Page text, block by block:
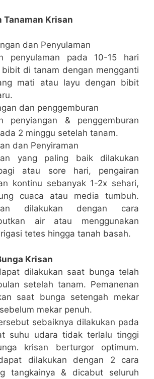
Tanaman Krisan
dan Penyulaman
penyulaman pada 10-15 hari
bibit di tanam dengan mengganti
mati atau layu dengan bibit
dan penggemburan
penyiangan & penggemburan
2 minggu setelah tanam.
dan Penyiraman
yang paling baik dilakukan
atau sore hari, pengairan
kontinu sebanyak 1-2x sehari,
cuaca atau media tumbuh.
dilakukan dengan cara
air atau menggunakan
tetes hingga tanah basah.
Krisan
dilakukan saat bunga telah
setelah tanam. Pemanenan
saat bunga setengah mekar
mekar penuh.
sebaiknya dilakukan pada
suhu udara tidak terlalu tinggi
krisan berturgor optimum.
dilakukan dengan 2 cara
tangkainya & dicabut seluruh